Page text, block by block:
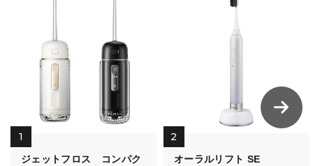
1
ジェットフロス コンパク
2
オーラルリフト SE